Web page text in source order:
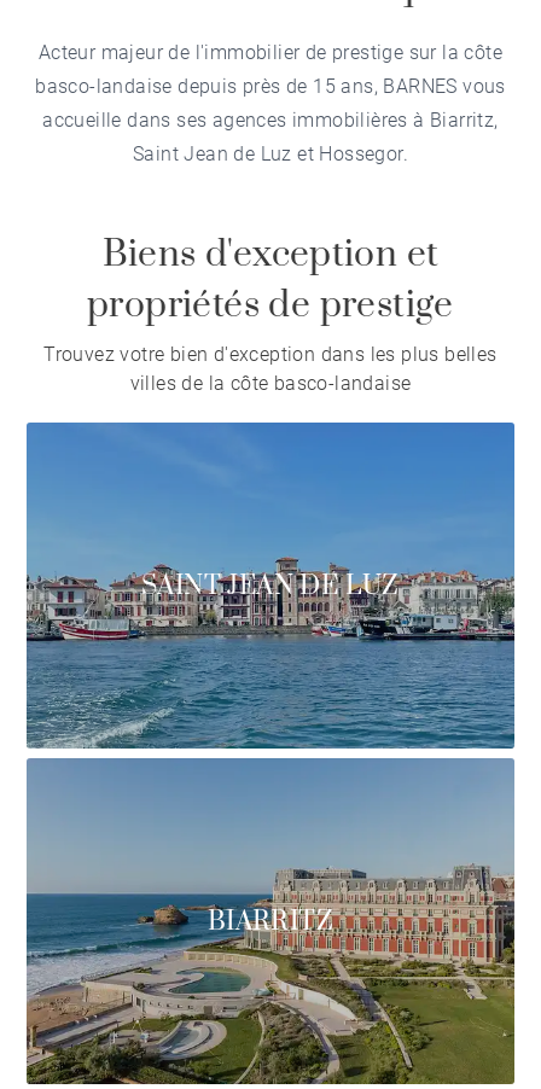
Acteur majeur de l'immobilier de prestige sur la côte
basco-landaise depuis près de 15 ans, BARNES vous
accueille dans ses agences immobilières à Biarritz,
Saint Jean de Luz et Hossegor.
Biens d'exception et
propriétés de prestige
Trouvez votre bien d'exception dans les plus belles
villes de la côte basco-landaise
SAINT JEAN DE LUZ
BIARRITZ